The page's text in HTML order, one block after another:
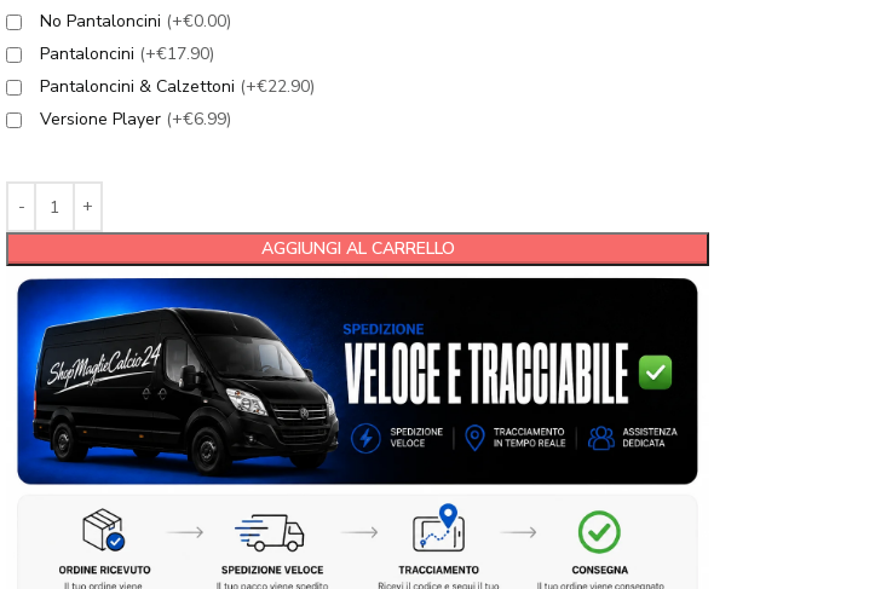
No Pantaloncini (+€0.00)
Pantaloncini (+€17.90)
Pantaloncini & Calzettoni (+€22.90)
Versione Player (+€6.99)
AGGIUNGI AL CARRELLO